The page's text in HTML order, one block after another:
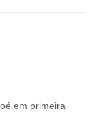
em primeira